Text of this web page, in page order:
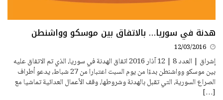
هدنة في سوريا… بالاتفاق بين موسكو وواشنطن
12/03/2016
إشراق | العدد 8 | 12 آذار 2016 اتفاق الهدنة في سوريا، الذي تم الاتفاق عليه
بين موسكو وواشنطن بدءًا من يوم السبت اعتبارا من 27 شباط، يدعو أطراف
الصراع السورية، التي تقبل بالهدنة وشروطها، وقف الأعمال العدائية تماشيا مع
[…]